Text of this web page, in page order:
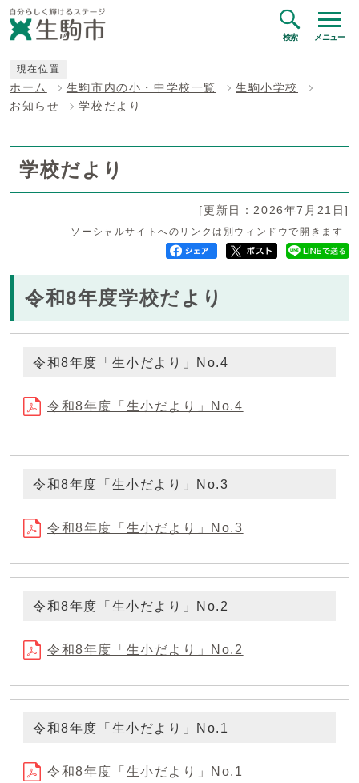
検索 メニュー
現在位置
ホーム 生駒市内の小・中学校一覧
生駒小学校
お知らせ
学校だより
学校だより
[更新日：2026年7月21日]
ソーシャルサイトへのリンクは別ウィンドウで開きます
令和8年度学校だより
令和8年度「生小だより」No.4
令和8年度「生小だより」No.4
令和8年度「生小だより」No.3
令和8年度「生小だより」No.3
令和8年度「生小だより」No.2
令和8年度「生小だより」No.2
令和8年度「生小だより」No.1
令和8年度「生小だより」No.1